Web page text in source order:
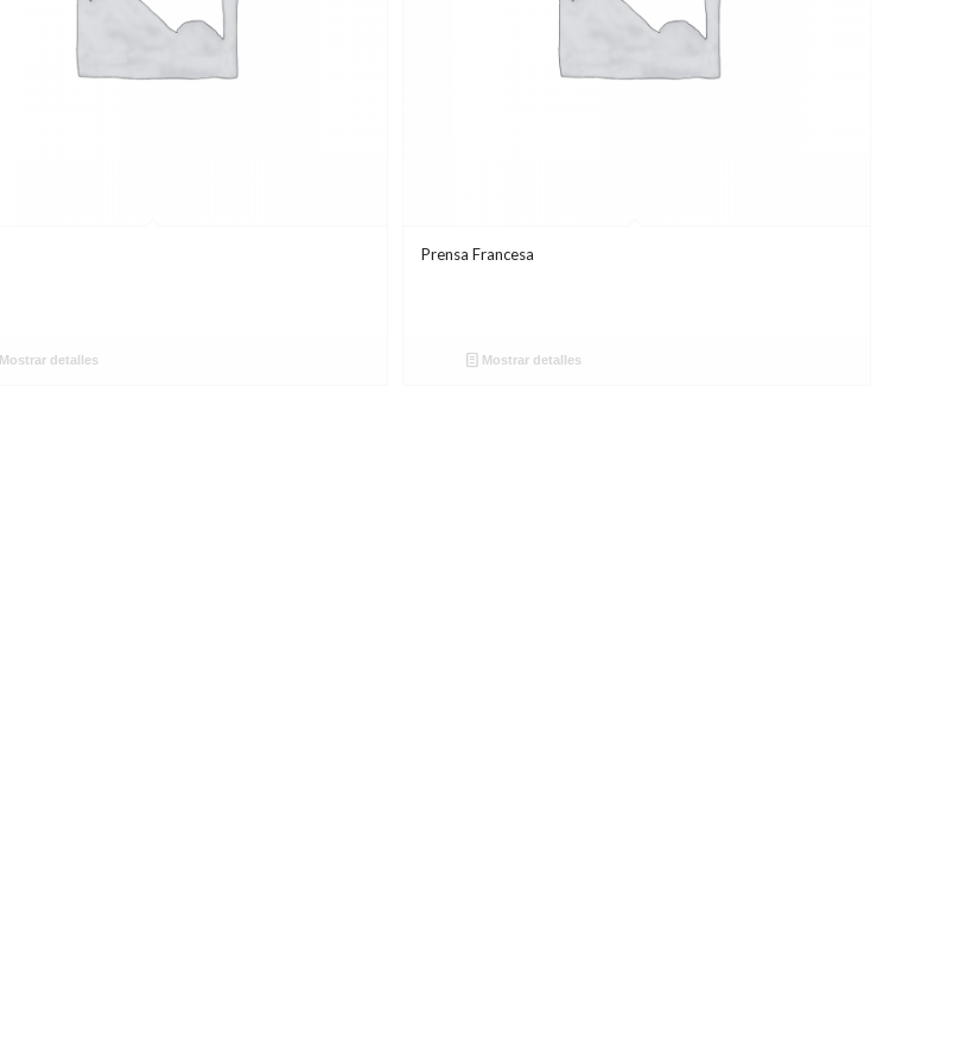
Mostrar detalles
Prensa Francesa
Mostrar detalles